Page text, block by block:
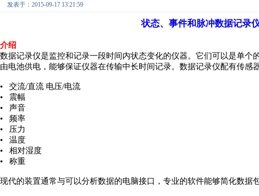
发表于：2015-09-17 13:21:59
状态、事件和脉冲数据记录
介绍
数据记录仪是监控和记录一段时间内状态变化的仪器。它们可以是单个
由电池供电，能够保证仪器在传输中长时间记录。数据记录仪配有传感
• 交流/直流 电压/电流
• 震幅
• 声音
• 频率
• 压力
• 温度
• 相对湿度
• 称重
现代的装置通常与可以分析数据的电脑接口，专业的软件能够简化数据